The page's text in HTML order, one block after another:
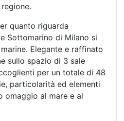
quanto riguarda
Sottomarino di Milano si
Elegante e raffinato
sullo spazio di 3 sale
per un totale di 48
particolarità ed elementi
omaggio al mare e al